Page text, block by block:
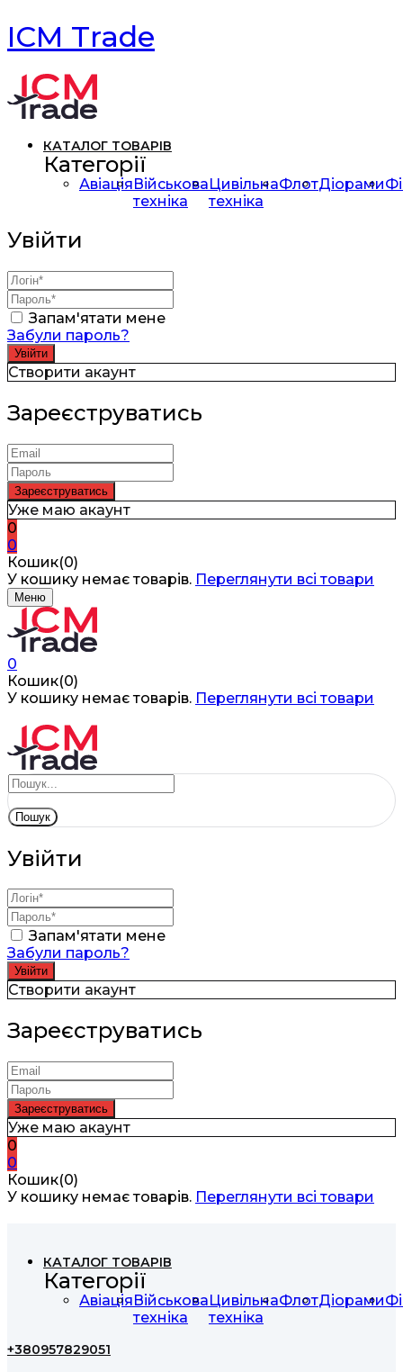
ICM Trade
КАТАЛОГ ТОВАРІВ
Категорії
АвіаціяВійськова
техніка
Цивільна
техніка
ФлотДіорами
Увійти
Запам'ятати мене
Забули пароль?
Створити акаунт
Зареєструватись
Уже маю акаунт
0
0
Кошик(0)
У кошику немає товарів. Переглянути всі товари
Меню
0
Кошик(0)
У кошику немає товарів. Переглянути всі товари
Пошук
Увійти
Запам'ятати мене
Забули пароль?
Створити акаунт
Зареєструватись
Уже маю акаунт
0
0
Кошик(0)
У кошику немає товарів. Переглянути всі товари
КАТАЛОГ ТОВАРІВ
Категорії
Авіація Військова
техніка
Цивільна
техніка
ФлотДіорами
+380957829051